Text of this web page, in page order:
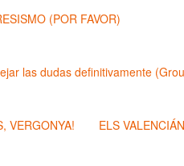
(POR FAVOR)
las dudas definitivamente
VERGONYA! ELS